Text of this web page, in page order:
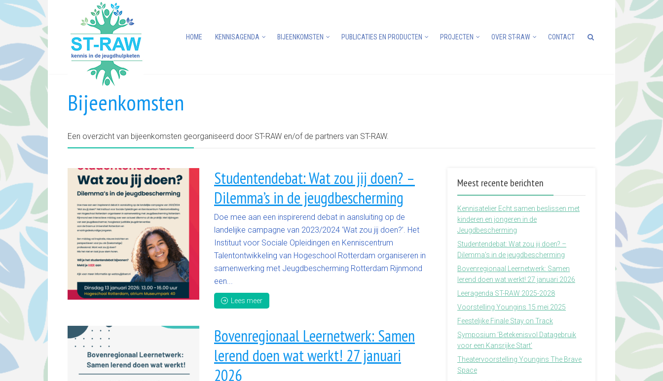
HOME KENNISAGENDA BIJEENKOMSTEN PUBLICATIES EN PRODUCTEN PROJECTEN OVER ST-RAW CONTACT
Bijeenkomsten
Een overzicht van bijeenkomsten georganiseerd door ST-RAW en/of de partners van ST-RAW.
Studentendebat: Wat zou jij doen? –
Dilemma’s in de jeugdbescherming
Doe mee aan een inspirerend debat in aansluiting op de
landelijke campagne van 2023/2024 ‘Wat zou jij doen?’. Het
Instituut voor Sociale Opleidingen en Kenniscentrum
Talentontwikkeling van Hogeschool Rotterdam organiseren in
samenwerking met Jeugdbescherming Rotterdam Rijnmond
een...
Lees meer
Bovenregionaal Leernetwerk: Samen
lerend doen wat werkt! 27 januari
2026
Meest recente berichten
Kennisatelier Echt samen beslissen met
kinderen en jongeren in de
Jeugdbescherming
Studentendebat: Wat zou jij doen? –
Dilemma’s in de jeugdbescherming
Bovenregionaal Leernetwerk: Samen
lerend doen wat werkt! 27 januari 2026
Leeragenda ST-RAW 2025-2028
Voorstelling Youngins 15 mei 2025
Feestelijke Finale Stay on Track
Symposium ‘Betekenisvol Datagebruik
voor een Kansrijke Start’
Theatervoorstelling Youngins The Brave
Space